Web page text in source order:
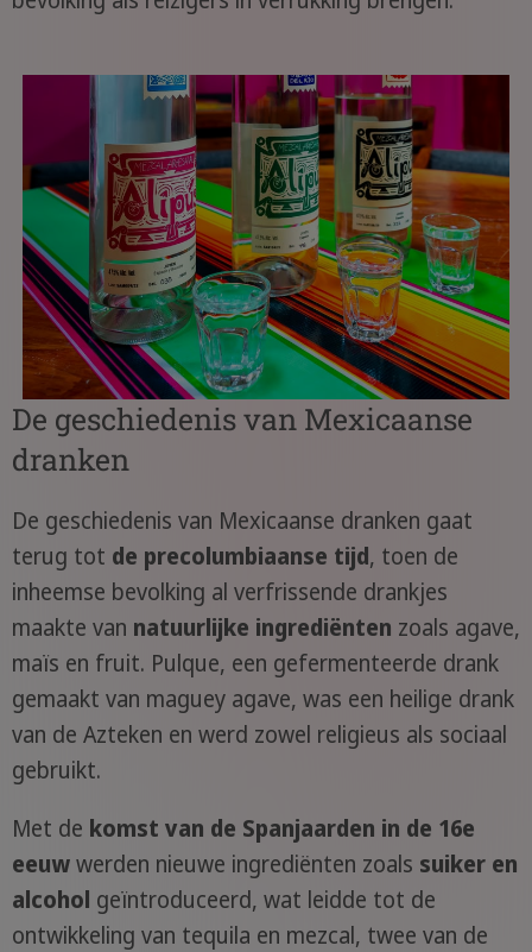
De geschiedenis van Mexicaanse
dranken
De geschiedenis van Mexicaanse dranken gaat
terug tot de precolumbiaanse tijd, toen de
inheemse bevolking al verfrissende drankjes
maakte van natuurlijke ingrediënten zoals agave,
maïs en fruit. Pulque, een gefermenteerde drank
gemaakt van maguey agave, was een heilige drank
van de Azteken en werd zowel religieus als sociaal
gebruikt.
Met de komst van de Spanjaarden in de 16e
eeuwwerden nieuwe ingrediënten zoals suiker en
alcohol geïntroduceerd, wat leidde tot de
ontwikkeling van tequila en mezcal, twee van de